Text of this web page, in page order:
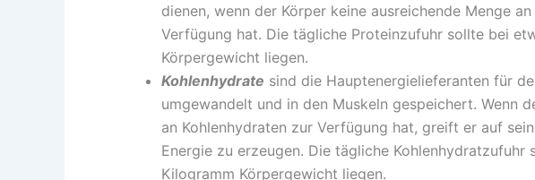
dienen, wenn der Körper keine ausreichende Menge
Verfügung hat. Die tägliche Proteinzufuhr sollte bei
Körpergewicht liegen.
Kohlenhydrate sind die Hauptenergielieferanten für
umgewandelt und in den Muskeln gespeichert. Wenn
an Kohlenhydraten zur Verfügung hat, greift er auf
Energie zu erzeugen. Die tägliche
Kilogramm Körpergewicht liegen.